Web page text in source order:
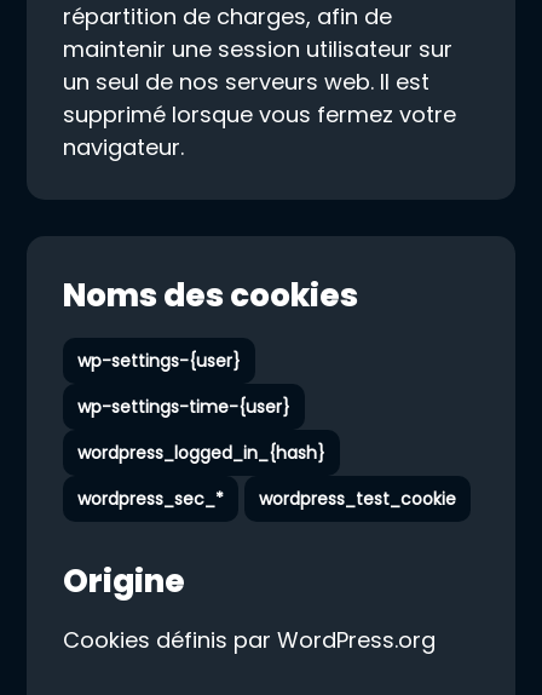
répartition de charges, afin de
maintenir une session utilisateur sur
un seul de nos serveurs web. Il est
supprimé lorsque vous fermez votre
navigateur.
Noms des cookies
wp-settings-{user}
wp-settings-time-{user}
wordpress_logged_in_{hash}
wordpress_sec_*
wordpress_test_cookie
Origine
Cookies définis par WordPress.org